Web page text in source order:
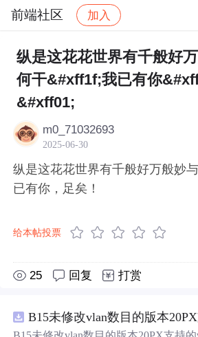
前端社区 加入
社区 前端社区 感慨 帖子
纵是这花花世界有千般好
何干&#xff1f;我已有你
&#xff01;
m0_71032693
2025-06-30
纵是这花花世界有千般好万般妙
已有你，足矣！
给本帖投票
25 回复 打赏
B15未修改vlan数目的版本